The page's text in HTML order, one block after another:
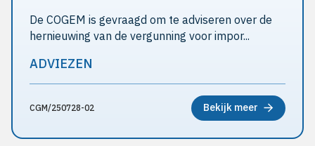
De COGEM is gevraagd om te adviseren over de
hernieuwing van de vergunning voor impor...
ADVIEZEN
CGM/250728-02 Bekijk meer